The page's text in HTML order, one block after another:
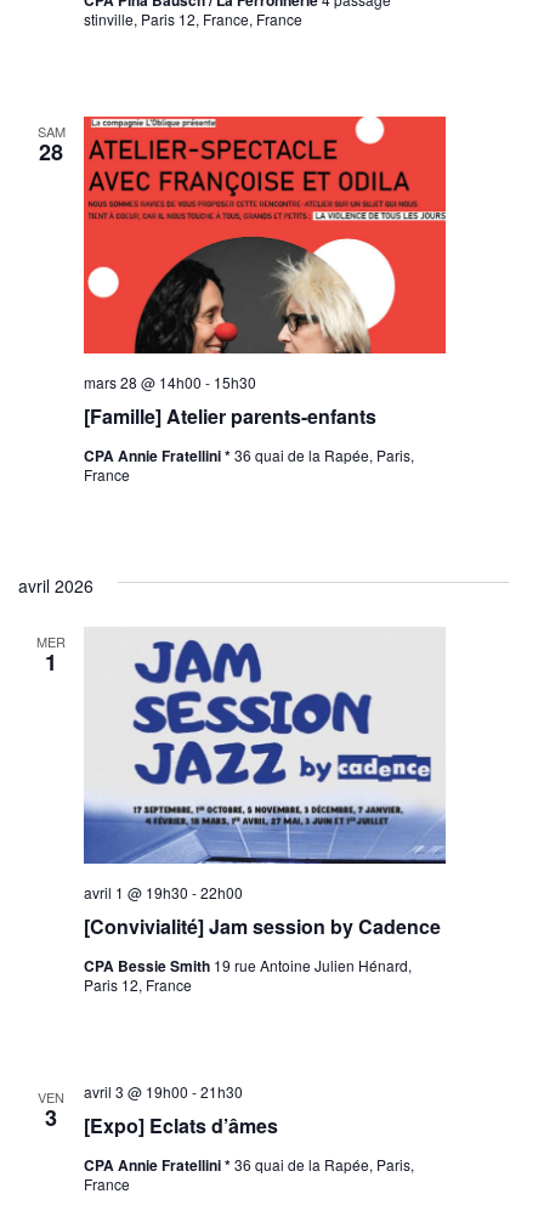
stinville, Paris 12, France, France
SAM
28
[Famille] Atelier parents-enfants
mars 28 @ 14h00 - 15h30
CPA Annie Fratellini *36 quai de la Rapée, Paris,
France
avril 2026
MER
1
[Convivialité] Jam session by Cadence
avril 1 @ 19h30 -22h00
CPA Bessie Smith 19 rue Antoine Julien Hénard,
Paris 12, France
VEN
3 [Expo] Eclats d’âmes
avril 3 @ 19h00 -21h30
CPA Annie Fratellini *36 quai de la Rapée, Paris,
France